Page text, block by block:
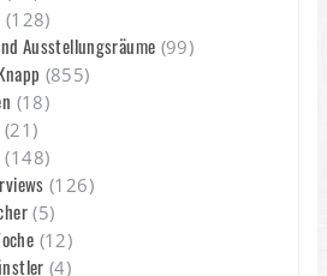
(128)
Ausstellungsräume (99)
(855)
(18)
(21)
(148)
(126)
(5)
(12)
(4)